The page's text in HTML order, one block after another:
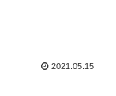
2021.05.15